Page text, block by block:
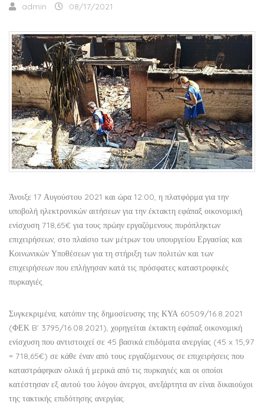
admin 08/17/2021
Άνοιξε 17 Αυγούστου 2021 και ώρα 12:00, η πλατφόρμα για την
υποβολή ηλεκτρονικών αιτήσεων για την έκτακτη εφάπαξ οικονομική
ενίσχυση 718,65€ για τους πρώην εργαζόμενους πυρόπληκτων
επιχειρήσεων, στο πλαίσιο των μέτρων του υπουργείου Εργασίας και
Κοινωνικών Υποθέσεων για τη στήριξη των πολιτών και των
επιχειρήσεων που επλήγησαν κατά τις πρόσφατες καταστροφικές
πυρκαγιές.
Συγκεκριμένα, κατόπιν της δημοσίευσης της ΚΥΑ 60509/16.8.2021
(ΦΕΚ B’ 3795/16.08.2021), χορηγείται έκτακτη εφάπαξ οικονομική
ενίσχυση που αντιστοιχεί σε 45 βασικά επιδόματα ανεργίας (45 x 15,97
= 718,65€) σε κάθε έναν από τους εργαζόμενους σε επιχειρήσεις που
καταστράφηκαν ολικά ή μερικά από τις πυρκαγιές και οι οποίοι
κατέστησαν εξ αυτού του λόγου άνεργοι, ανεξάρτητα αν είναι δικαιούχοι
της τακτικής επιδότησης ανεργίας.